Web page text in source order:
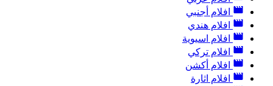
افلام أجنبي
افلام هندي
افلام اسيوية
افلام تركي
افلام أكشن
افلام اثارة